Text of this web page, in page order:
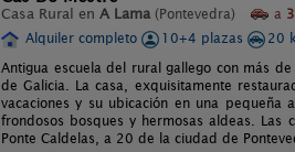
Casa Rural en A Lama (Pontevedra) a
Alquiler completo
10+4 plazas
20
Antigua escuela del rural gallego con más
de Galicia. La casa, exquisitamente
vacaciones y su ubicación en una pequeña
frondosos bosques y hermosas aldeas.
Ponte Caldelas, a 20 de la ciudad de